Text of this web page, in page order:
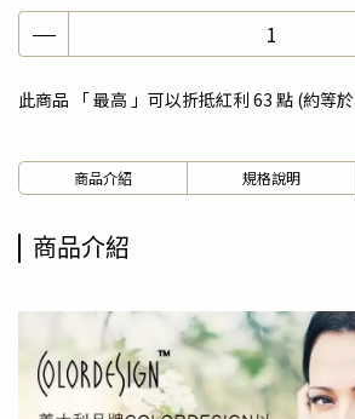
此商品 「 最高 」可以折抵紅利 63 點 (約等於
商品介紹 規格說明
商品介紹